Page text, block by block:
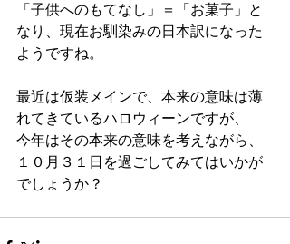
「子供へのもてなし」＝「お菓子」と
なり、現在お馴染みの日本訳になった
ようですね。
最近は仮装メインで、本来の意味は薄
れてきているハロウィーンですが、
今年はその本来の意味を考えながら、
１０月３１日を過ごしてみてはいかが
でしょうか？